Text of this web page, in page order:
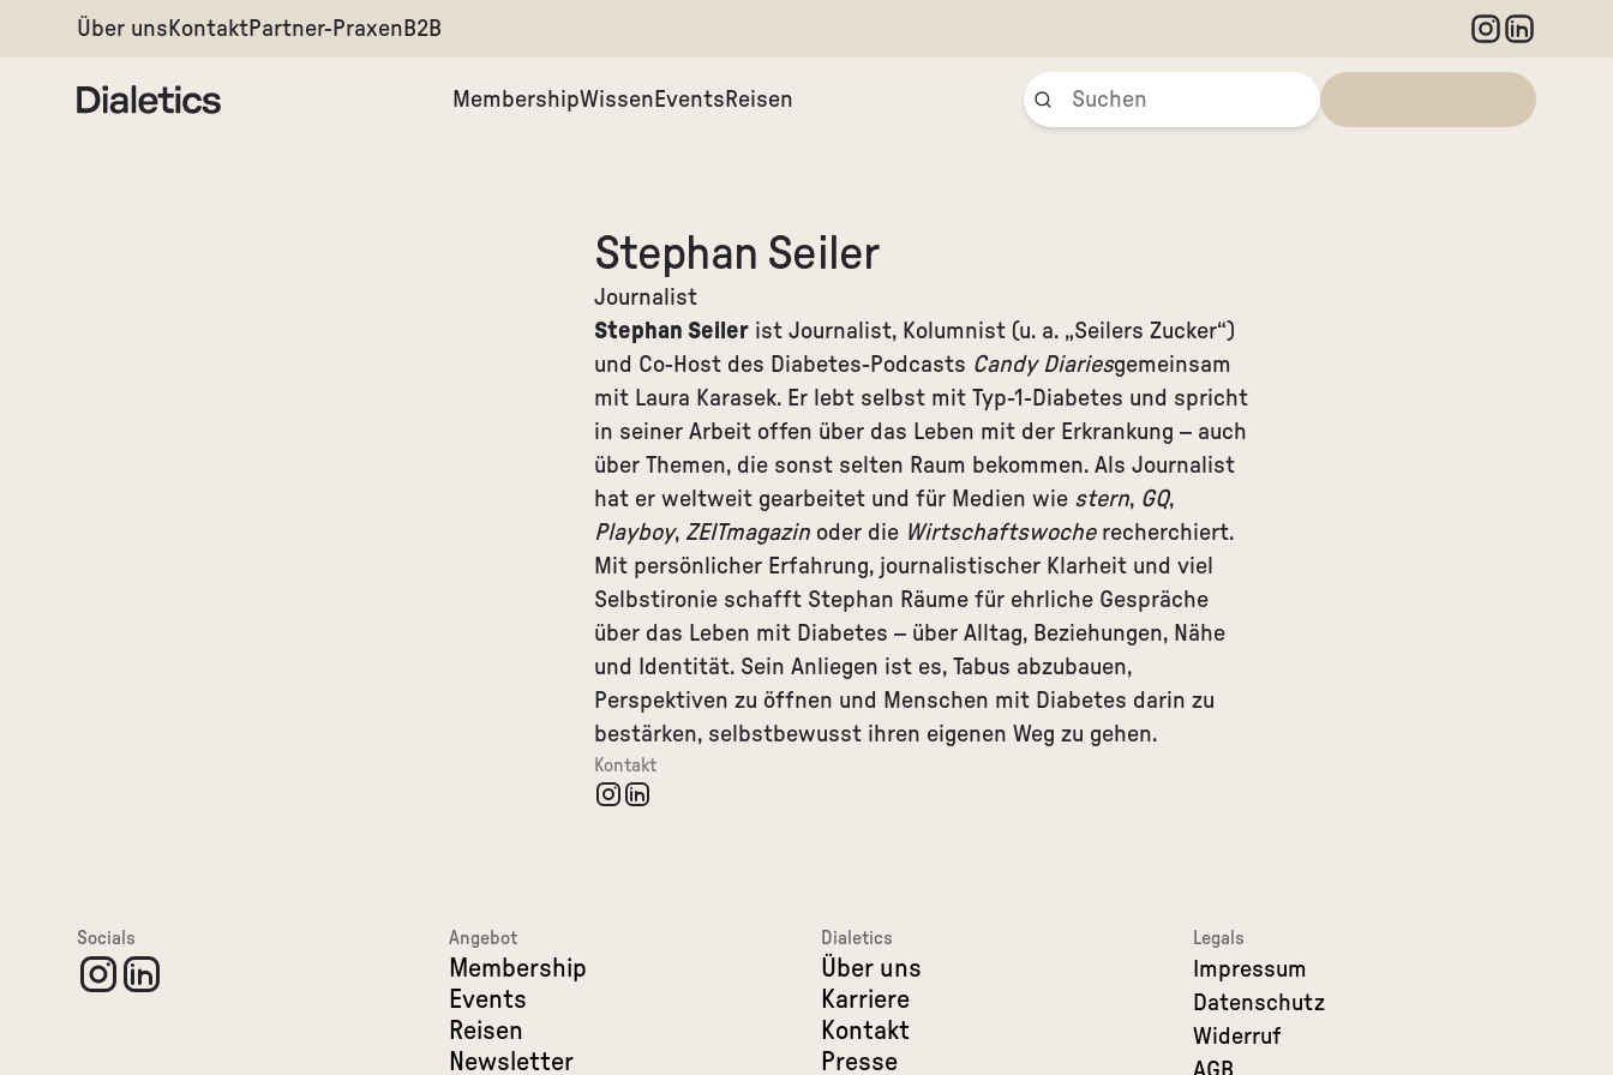
Über uns KontaktPartner-Praxen B2B
MembershipWissen Events Reisen
Stephan Seiler
Journalist
Stephan Seilerist Journalist, Kolumnist (u. a. „Seilers Zucker“)
und Co-Host des Diabetes-Podcasts Candy Diariesgemeinsam
mit Laura Karasek. Er lebt selbst mit Typ-1-Diabetes und spricht
in seiner Arbeit offen über das Leben mit der Erkrankung – auch
über Themen, die sonst selten Raum bekommen. Als Journalist
hat er weltweit gearbeitet und für Medien wie stern, GQ,
Playboy, ZEITmagazinoder die Wirtschaftswocherecherchiert.
Mit persönlicher Erfahrung, journalistischer Klarheit und viel
Selbstironie schafft Stephan Räume für ehrliche Gespräche
über das Leben mit Diabetes – über Alltag, Beziehungen, Nähe
und Identität. Sein Anliegen ist es, Tabus abzubauen,
Perspektiven zu öffnen und Menschen mit Diabetes darin zu
bestärken, selbstbewusst ihren eigenen Weg zu gehen.
Kontakt
Socials Angebot
Membership
Events
Reisen
Newsletter
Dialetics
Über uns
Karriere
Kontakt
Presse
Legals
Impressum
Datenschutz
Widerruf
AGB